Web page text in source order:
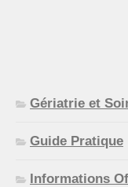
Gériatrie et
Guide Pratique
Informations